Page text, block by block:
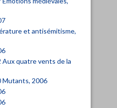
et antisémitisme,
quatre vents de la
Mutants, 2006